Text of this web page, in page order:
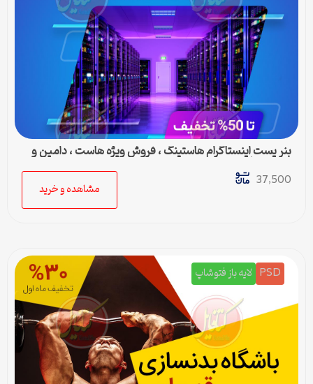
بنر پست اینستاگرام هاستینگ ، فروش ویژه هاست ، دامین و
سرور مجازی
37,500
مشاهده و خرید
PSD لایه باز فتوشاپ